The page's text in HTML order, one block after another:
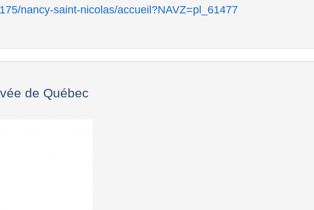
nancy-saint-nicolas/accueil?NAVZ=pl_61477
de Québec